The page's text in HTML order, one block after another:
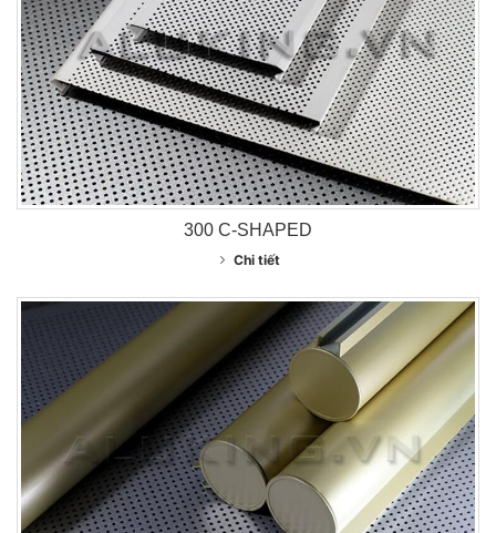
300 C-SHAPED
Chi tiết